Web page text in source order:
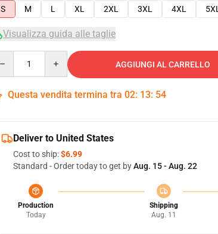
S
M L XL 2XL 3XL 4XL 5XL
Visualizza guida alle taglie
AGGIUNGI AL CARRELLO
Questa vendita termina tra 02: 13: 53
Deliver to United States
Cost to ship:$6.99
Standard - Order today to get byAug. 15 - Aug. 22
Production
Today
Shipping
Aug. 11